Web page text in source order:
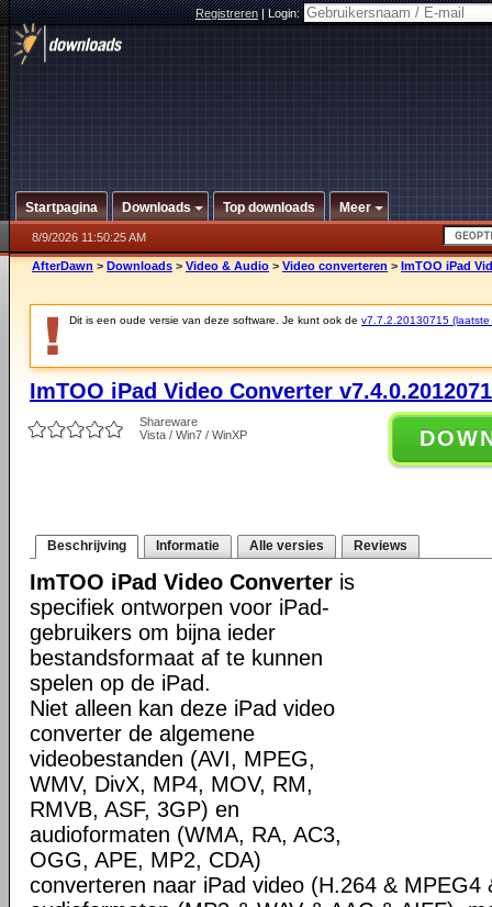
Registreren|Login:
Startpagina Downloads Top downloads Meer
8/9/2026 11:50:25 AM
AfterDawn > Downloads > Video & Audio > Video converteren > ImTOO iPad
Dit is een oude versie van deze software. Je kunt ook de v7.7.2.20130715 (laatste
ImTOO iPad Video Converter
Shareware
Vista / Win7 / WinXP
Beschrijving Informatie Alle versies Reviews
ImTOO iPad Video Converter is
specifiek ontworpen voor iPad-
gebruikers om bijna ieder
bestandsformaat af te kunnen
spelen op de iPad.
Niet alleen kan deze iPad video
converter de algemene
videobestanden (AVI, MPEG,
WMV, DivX, MP4, MOV, RM,
RMVB, ASF, 3GP) en
audioformaten (WMA, RA, AC3,
OGG, APE, MP2, CDA)
converteren naar iPad video (H.264 & MPEG4